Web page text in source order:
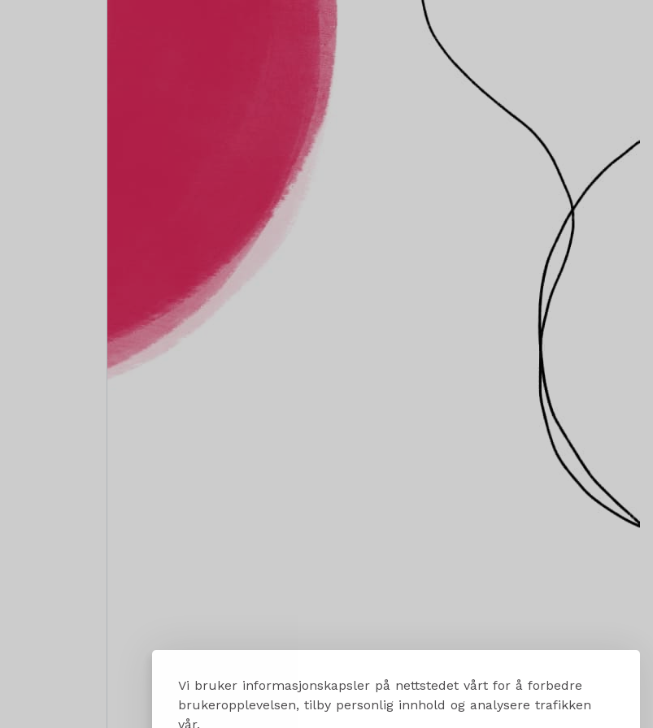
Vi bruker informasjonskapsler på nettstedet vårt for å forbedre
brukeropplevelsen, tilby personlig innhold og analysere trafikken
vår.